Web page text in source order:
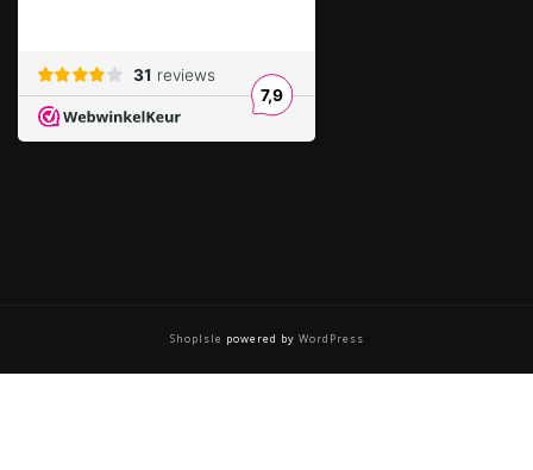
ShopIsle powered by WordPress